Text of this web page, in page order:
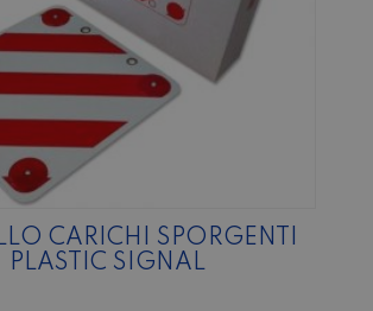
CARICHI SPORGENTI
PLASTIC SIGNAL